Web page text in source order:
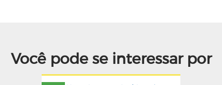
Você pode se interessar por